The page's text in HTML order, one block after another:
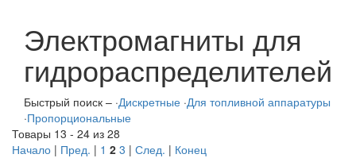
Электромагниты для
гидрораспределителей
Быстрый поиск – ·Дискретные ·Для топливной аппаратуры
·Пропорциональные
Товары 13 - 24 из 28
Начало | Пред. | 1 2 3 | След. | Конец